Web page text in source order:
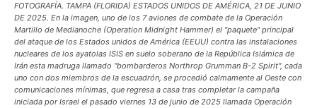
FOTOGRAFÍA. TAMPA (FLORIDA) ESTADOS UNIDOS DE AMÉRICA, 21 DE JUNIO
DE 2025. En la imagen, uno de los 7 aviones de combate de la Operación
Martillo de Medianoche (Operation Midnight Hammer) el "paquete" principal
del ataque de los Estados unidos de América (EEUU) contra las instalaciones
nucleares de los ayatolas ISIS en suelo soberano de la República Islámica de
Irán esta madruga llamado "bombarderos Northrop Grumman B-2 Spirit", cada
uno con dos miembros de la escuadrón, se procedió calmamente al Oeste con
comunicaciones mínimas, que regresa a casa tras completar la campaña
iniciada por Israel el pasado viernes 13 de junio de 2025 llamada Operación